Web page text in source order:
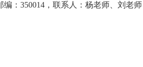
350014，联系人：杨老师、刘老师